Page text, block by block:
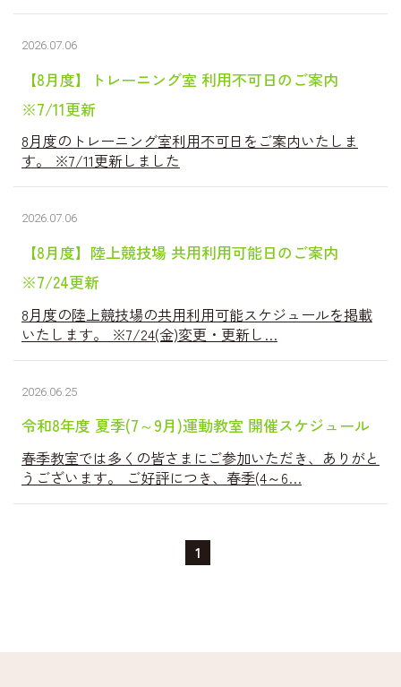
2026.07.06
【8月度】トレーニング室 利用不可日のご案内
※7/11更新
8月度のトレーニング室利用不可日をご案内いたしま
す。 ※7/11更新しました
2026.07.06
【8月度】陸上競技場 共用利用可能日のご案内
※7/24更新
8月度の陸上競技場の共用利用可能スケジュールを掲載
いたします。 ※7/24(金)変更・更新し…
2026.06.25
令和8年度 夏季(7～9月)運動教室 開催スケジュール
春季教室では多くの皆さまにご参加いただき、ありがと
うございます。 ご好評につき、春季(4～6…
1